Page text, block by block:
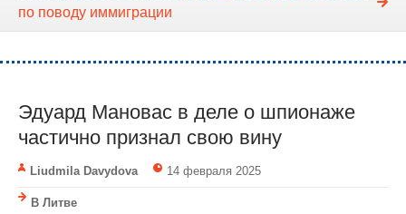
по поводу иммиграции
Эдуард Мановас в деле о шпионаже
частично признал свою вину
Liudmila Davydova 14 февраля 2025
В Литве